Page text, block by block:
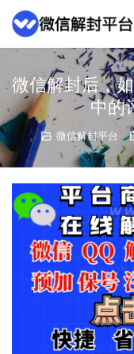
微信解封后，
中的
微信解封平台